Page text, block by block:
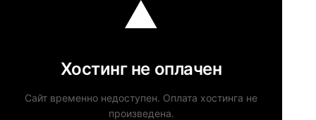
Хостинг не оплачен
Сайт временно недоступен. Оплата хостинга не
произведена.